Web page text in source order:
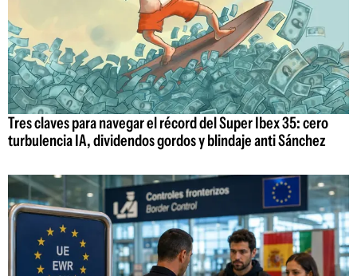
Tres claves para navegar el récord del Super Ibex 35: cero
turbulencia IA, dividendos gordos y blindaje anti Sánchez